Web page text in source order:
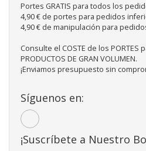
Portes GRATIS para todos los
4,90 € de portes para pedidos
4,90 € de manipulación para
Consulte el COSTE de los PORTES
PRODUCTOS DE GRAN VOLUMEN.
¡Enviamos presupuesto sin
Síguenos en:
¡Suscríbete a Nuestro